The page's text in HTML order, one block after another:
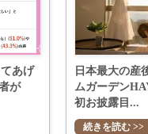
あげ
が
日本最大の産
ムガーデン
初お披露目...
続きを読む >>